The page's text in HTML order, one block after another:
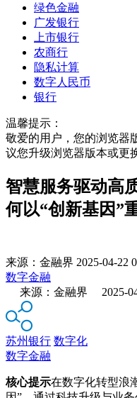
绿色金融
广发银行
上市银行
农商行
隐私计算
数字人民币
银行
温馨提示：
敬爱的用户，您的浏览器
议您升级浏览器版本或更
智慧服务驱动高
何以“创新基因”
来源： 金融界 2025-04-22
数字金融
来源：金融界 2025-04-
苏州银行 数字化
数字金融
核心提示在数字化转型浪